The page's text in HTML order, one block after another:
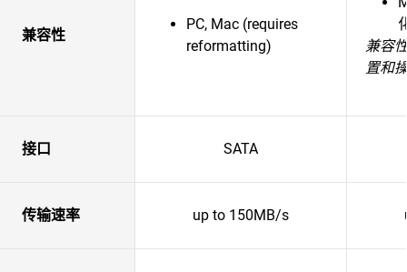
兼容性
PC, Mac (requires
reformatting)
兼容
置和
接口 SATA
传输速率 up to 150MB/s